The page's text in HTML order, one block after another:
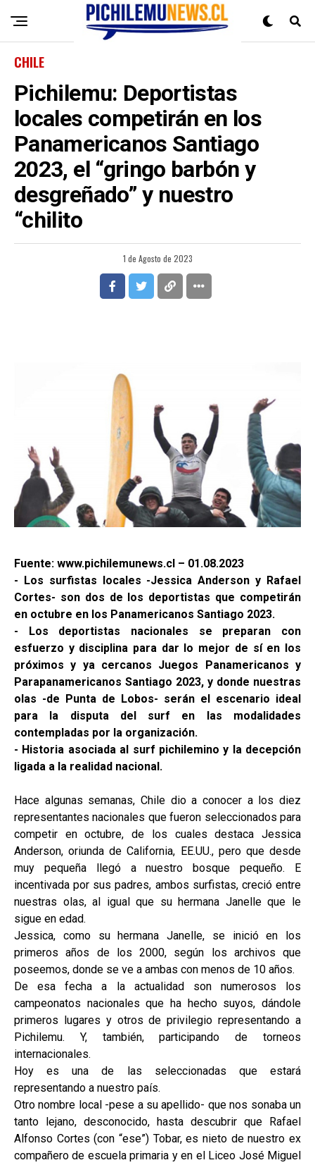
CHILE
Pichilemu: Deportistas
locales competirán en los
Panamericanos Santiago
2023, el “gringo barbón y
desgreñado” y nuestro
“chilito
1 de Agosto de 2023
Fuente: www.pichilemunews.cl – 01.08.2023
- Los surfistas locales -Jessica Anderson y Rafael
Cortes- son dos de los deportistas que competirán
en octubre en los Panamericanos Santiago 2023.
- Los deportistas nacionales se preparan con
esfuerzo y disciplina para dar lo mejor de sí en los
próximos y ya cercanos Juegos Panamericanos y
Parapanamericanos Santiago 2023, y donde nuestras
olas -de Punta de Lobos- serán el escenario ideal
para la disputa del surf en las modalidades
contempladas por la organización.
- Historia asociada al surf pichilemino y la decepción
ligada a la realidad nacional.
Hace algunas semanas, Chile dio a conocer a los diez
representantes nacionales que fueron seleccionados para
competir en octubre, de los cuales destaca Jessica
Anderson, oriunda de California, EE.UU., pero que desde
muy pequeña llegó a nuestro bosque pequeño. E
incentivada por sus padres, ambos surfistas, creció entre
nuestras olas, al igual que su hermana Janelle que le
sigue en edad.
Jessica, como su hermana Janelle, se inició en los
primeros años de los 2000, según los archivos que
poseemos, donde se ve a ambas con menos de 10 años.
De esa fecha a la actualidad son numerosos los
campeonatos nacionales que ha hecho suyos, dándole
primeros lugares y otros de privilegio representando a
Pichilemu. Y, también, participando de torneos
internacionales.
Hoy es una de las seleccionadas que estará
representando a nuestro país.
Otro nombre local -pese a su apellido- que nos sonaba un
tanto lejano, desconocido, hasta descubrir que Rafael
Alfonso Cortes (con “ese”) Tobar, es nieto de nuestro ex
compañero de escuela primaria y en el Liceo José Miguel